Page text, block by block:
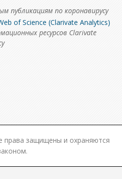
публикациям по коронавирусу
of Science (Clarivate Analytics)
ресурсов Clarivate
защищены и охраняются